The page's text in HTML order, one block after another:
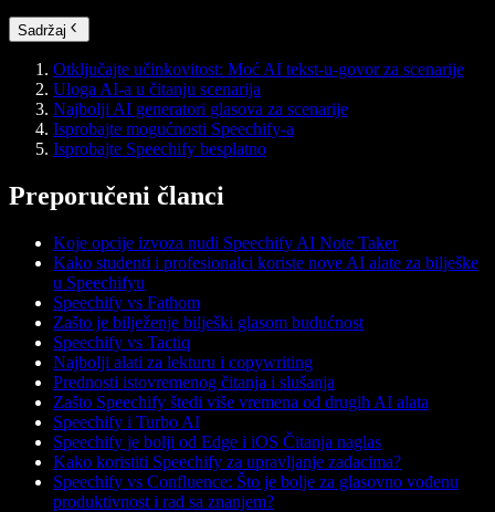
Sadržaj
Otključajte učinkovitost: Moć AI tekst-u-govor za scenarije
Uloga AI-a u čitanju scenarija
Najbolji AI generatori glasova za scenarije
Isprobajte mogućnosti Speechify-a
Isprobajte Speechify besplatno
Preporučeni članci
Koje opcije izvoza nudi Speechify AI Note Taker
Kako studenti i profesionalci koriste nove AI alate za bilješke
u Speechifyu
Speechify vs Fathom
Zašto je bilježenje bilješki glasom budućnost
Speechify vs Tactiq
Najbolji alati za lekturu i copywriting
Prednosti istovremenog čitanja i slušanja
Zašto Speechify štedi više vremena od drugih AI alata
Speechify i Turbo AI
Speechify je bolji od Edge i iOS Čitanja naglas
Kako koristiti Speechify za upravljanje zadacima?
Speechify vs Confluence: Što je bolje za glasovno vođenu
produktivnost i rad sa znanjem?